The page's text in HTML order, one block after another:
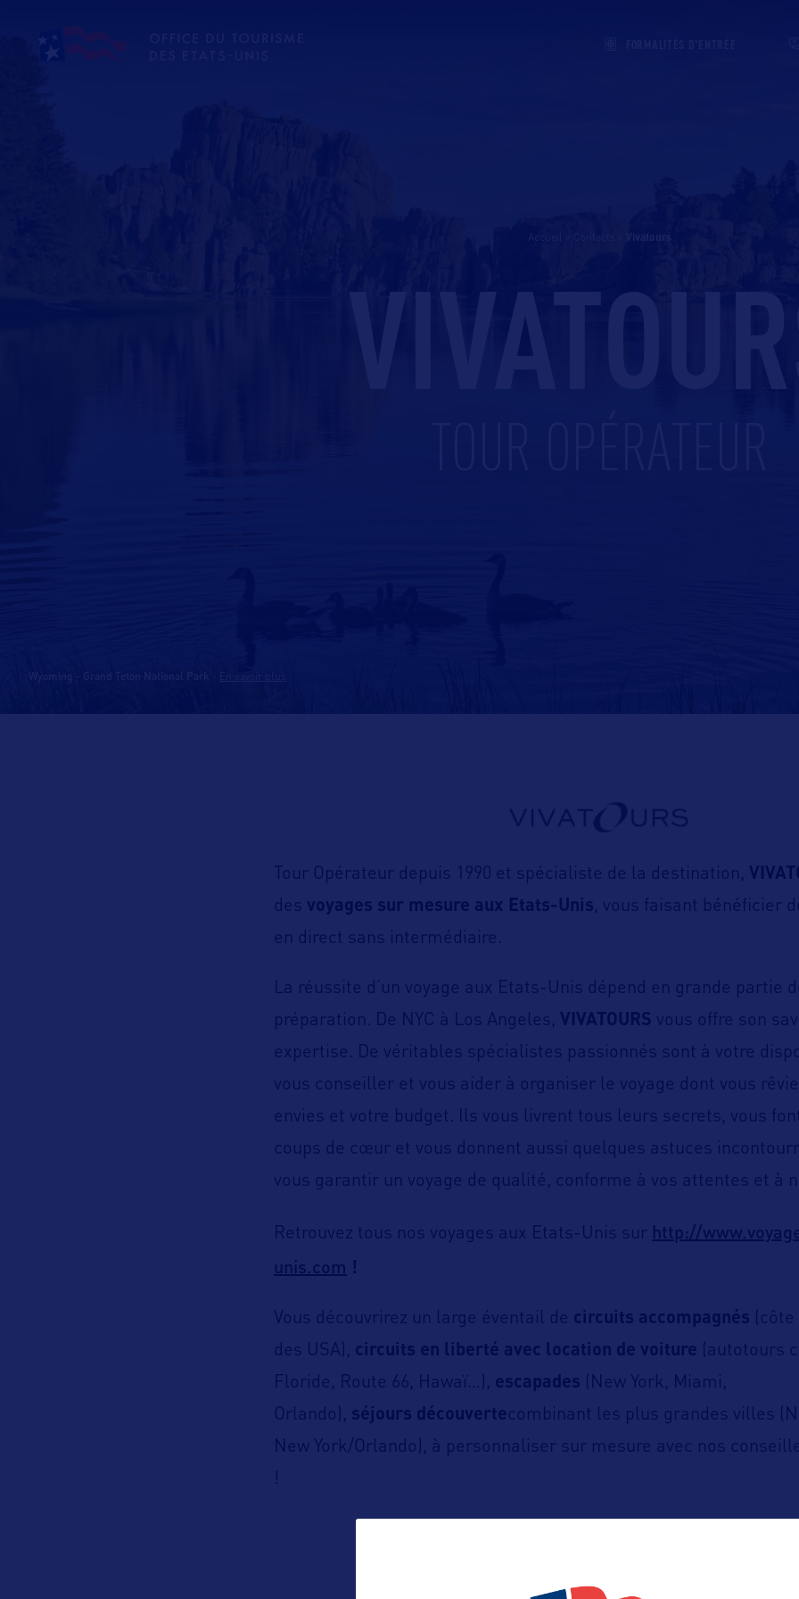
Wyoming - Grand Teton National Park
Tour Opérateur depuis 1990 et spécialiste de la destination,
des voyages sur mesure aux Etats-Unis, vous faisant bénéficier
en direct sans intermédiaire.
La réussite d’un voyage aux Etats-Unis dépend en grande partie
préparation. De NYC à Los Angeles, VIVATOURS vous offre son
expertise. De véritables spécialistes passionnés sont à votre
vous conseiller et vous aider à organiser le voyage dont vous
envies et votre budget. Ils vous livrent tous leurs secrets, vous
coups de cœur et vous donnent aussi quelques astuces
vous garantir un voyage de qualité, conforme à vos attentes et à
Retrouvez tous nos voyages aux Etats-Unis sur http://
unis.com !
Vous découvrirez un large éventail de circuits accompagnés
des USA), circuits en liberté avec location de voiture (autotours
Floride, Route 66, Hawaï…), escapades (New York, Miami,
Orlando), séjours découvertecombinant les plus grandes villes
New York/Orlando), à personnaliser sur mesure avec nos
!